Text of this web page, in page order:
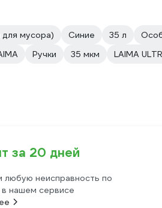
для мусора) Синие 35 л
Ручки 35 мкм LAIMA
за 20 дней
любую неисправность по
в нашем сервисе